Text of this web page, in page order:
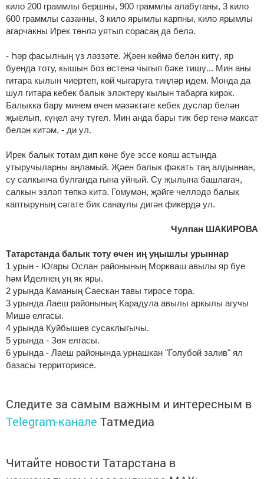
кило 200 граммлы бершны, 900 граммлы алабуганы, 3 кило
600 граммлы сазанны, 3 кило ярымлы карпны, кило ярымлы
агарчакны Ирек төнлә уятып сорасаң да белә.
- Һәр фасылның үз ләззәте. Җәен көймә белән китү, яр
буенда тоту, кышын боз өстенә чыгып бәке тишү... Мин аны
гитара кылын чиертеп, көй чыгаруга тиңләр идем. Монда да
шул гитара кебек балык эләктерү кылын табарга кирәк.
Балыкка бару минем өчен мәзәктәге кебек дуслар белән
җыелып, күңел ачу түгел. Мин анда бары тик бер генә максат
белән китәм, - ди ул.
Ирек балык тотам дип көне буе эссе кояш астында
утыручыларны аңламый. Җәен балык фәкать таң алдыннан,
су салкынча булганда гына уйный. Су җылына башлагач,
салкын эзләп төпкә китә. Гомумән, җәйге челләдә балык
каптыруның сәгате бик санаулы дигән фикердә ул.
Чулпан ШАКИРОВА
Татарстанда балык тоту өчен иң уңышлы урыннар
1 урын - Югары Ослан районының Моркваш авылы яр буе
һәм Иделнең уң як яры.
2 урында Каманың Саескан тавы тирәсе тора.
3 урында Лаеш районының Карадула авылы аркылы агучы
Мишә елгасы.
4 урында Куйбышев сусаклыгычы.
5 урында - Зөя елгасы.
6 урында - Лаеш районында урнашкан "Голубой залив" ял
базасы территориясе.
Следите за самым важным и интересным в
Telegram-канале Татмедиа
Читайте новости Татарстана в